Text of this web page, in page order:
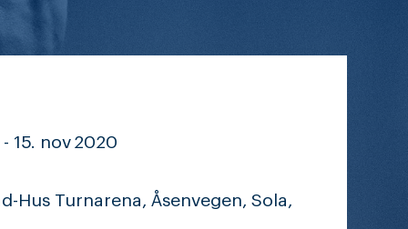
15. nov 2020
Hus Turnarena, Åsenvegen, Sola,